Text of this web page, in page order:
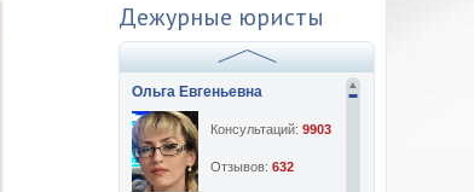
Дежурные юристы
Ольга Евгеньевна
Консультаций: 9903
Отзывов: 632